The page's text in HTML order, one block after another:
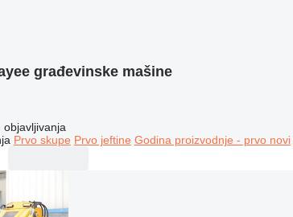
građevinske mašine
objavljivanja
Prvo skupe Prvo jeftine Godina proizvodnje - prvo novi